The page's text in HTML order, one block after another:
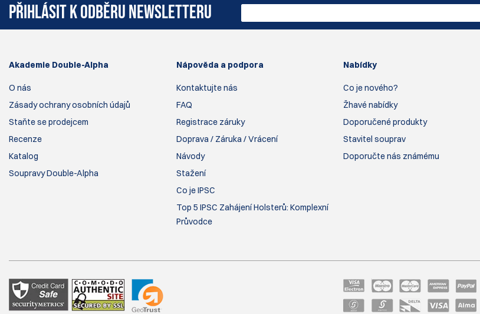
PŘIHLÁSIT K ODBĚRU NEWSLETTERU
Akademie Double-Alpha
O nás
Zásady ochrany osobních údajů
Staňte se prodejcem
Recenze
Katalog
Soupravy Double-Alpha
Nápověda a podpora
Kontaktujte nás
FAQ
Registrace záruky
Doprava / Záruka / Vrácení
Návody
Stažení
Co je IPSC
Top 5 IPSC Zahájení Holsterů: Komplexní
Průvodce
Nabídky
Co je nového?
Žhavé nabídky
Doporučené produkty
Stavitel souprav
Doporučte nás známému